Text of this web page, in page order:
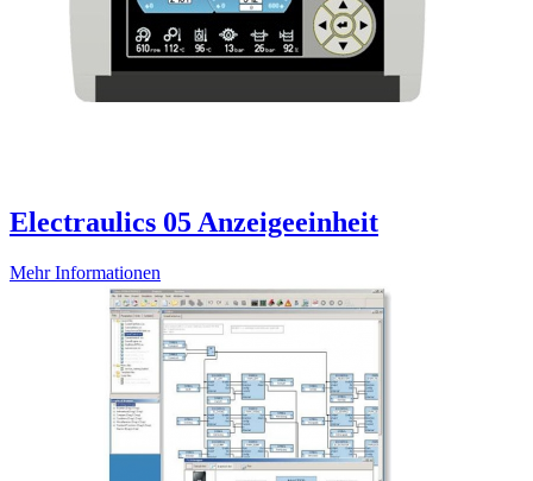
Electraulics 05 Anzeigeeinheit
Mehr Informationen